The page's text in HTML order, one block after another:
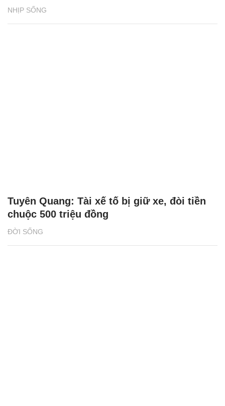
NHỊP SỐNG
ĐỜI SỐNG
Tuyên Quang: Tài xế tố bị giữ xe, đòi tiền
chuộc 500 triệu đồng